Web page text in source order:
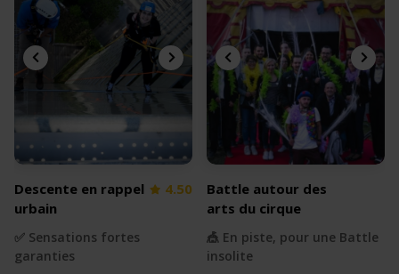
Descente en rappel
urbain
4.50
✅ Sensations fortes
garanties
Battle autour des
arts du cirque
🎪 En piste, pour une Battle
insolite